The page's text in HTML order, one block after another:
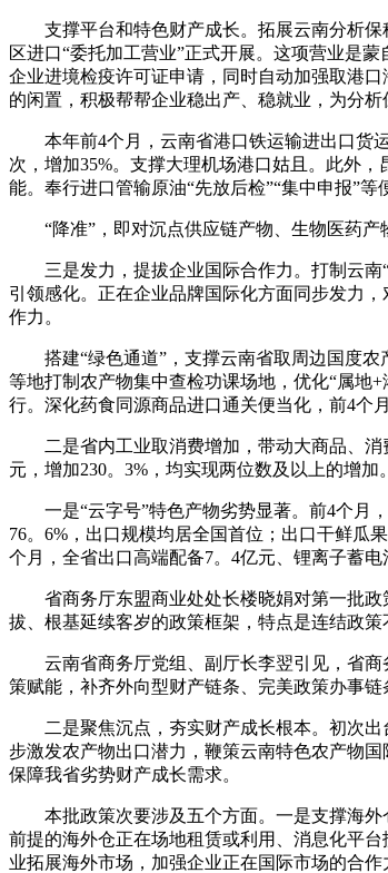
支撑平台和特色财产成长。拓展云南分析保
区进口“委托加工营业”正式开展。这项营业是
企业进境检疫许可证申请，同时自动加强取港
的闲置，积极帮帮企业稳出产、稳就业，为分
本年前4个月，云南省港口铁运输进出口货运
次，增加35%。支撑大理机场港口姑且。此外
能。奉行进口管输原油“先放后检”“集中申报”
“降准”，即对沉点供应链产物、生物医药产
三是发力，提拔企业国际合作力。打制云南“
引领感化。正在企业品牌国际化方面同步发力
作力。
搭建“绿色通道”，支撑云南省取周边国度农
等地打制农产物集中查检功课场地，优化“属地
行。深化药食同源商品进口通关便当化，前4个
二是省内工业取消费增加，带动大商品、消费
元，增加230。3%，均实现两位数及以上的增
一是“云字号”特色产物劣势显著。前4个月，
76。6%，出口规模均居全国首位；出口干鲜瓜
个月，全省出口高端配备7。4亿元、锂离子蓄电
省商务厅东盟商业处处长楼晓娟对第一批政
拔、根基延续客岁的政策框架，特点是连结政策
云南省商务厅党组、副厅长李翌引见，省商
策赋能，补齐外向型财产链条、完美政策办事
二是聚焦沉点，夯实财产成长根本。初次出
步激发农产物出口潜力，鞭策云南特色农产物
保障我省劣势财产成长需求。
本批政策次要涉及五个方面。一是支撑海外
前提的海外仓正在场地租赁或利用、消息化平
业拓展海外市场，加强企业正在国际市场的合作